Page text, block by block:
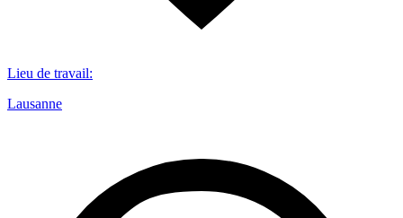
Lieu de travail:
Lausanne